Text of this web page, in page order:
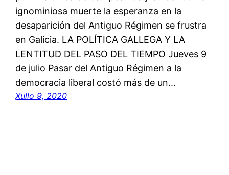
ignominiosa muerte la esperanza en la
desaparición del Antiguo Régimen se frustra
en Galicia. LA POLÍTICA GALLEGA Y LA
LENTITUD DEL PASO DEL TIEMPO Jueves 9
de julio Pasar del Antiguo Régimen a la
democracia liberal costó más de un…
Xullo 9, 2020